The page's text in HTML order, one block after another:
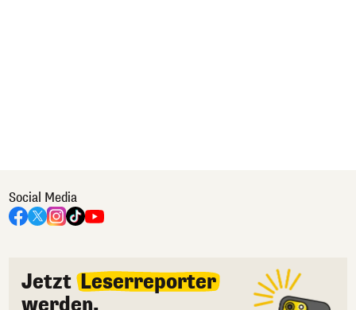
Social Media
Jetzt Leserreporter
werden.